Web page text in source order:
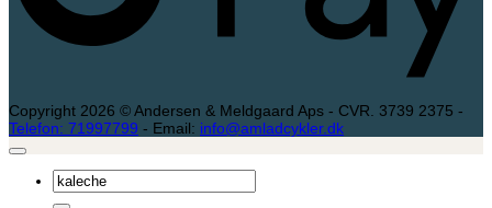
Copyright 2026 © Andersen & Meldgaard Aps - CVR. 3739 2375 -
Telefon: 71997799 - Email: info@amladcykler.dk
Søg
efter: